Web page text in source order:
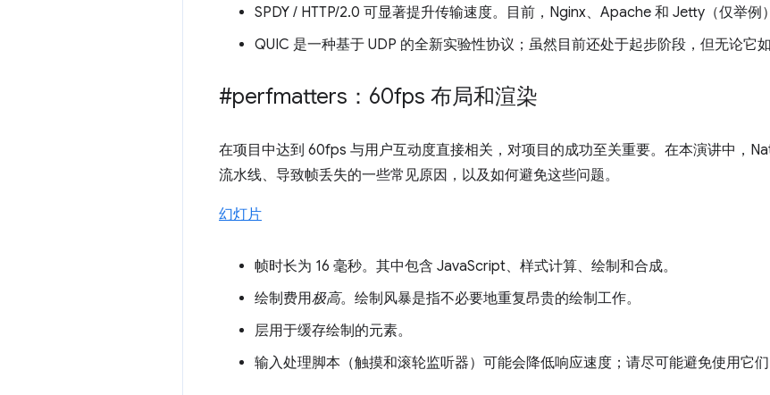
SPDY / HTTP/2.0 可显著提升传输速度。目前，Nginx、Apache 和 Jetty（仅举例
QUIC 是一种基于 UDP 的全新实验性协议；虽然目前还处于起步阶段，但无论它
#perfmatters：60fps 布局和渲染
在项目中达到 60fps 与用户互动度直接相关，对项目的成功至关重要。在本演讲中，
流水线、导致帧丢失的一些常见原因，以及如何避免这些问题。
幻灯片
帧时长为 16 毫秒。其中包含 JavaScript、样式计算、绘制和合成。
绘制费用极高。绘制风暴是指不必要地重复昂贵的绘制工作。
层用于缓存绘制的元素。
输入处理脚本（触摸和滚轮监听器）可能会降低响应速度；请尽可能避免使用它们